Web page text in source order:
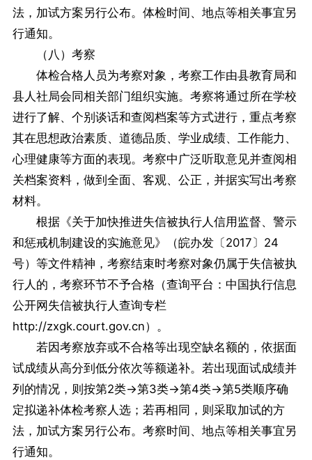
法，加试方案另行公布。体检时间、地点等相关事宜另
行通知。
（八）考察
体检合格人员为考察对象，考察工作由县教育局和
县人社局会同相关部门组织实施。考察将通过所在学校
进行了解、个别谈话和查阅档案等方式进行，重点考察
其在思想政治素质、道德品质、学业成绩、工作能力、
心理健康等方面的表现。考察中广泛听取意见并查阅相
关档案资料，做到全面、客观、公正，并据实写出考察
材料。
根据《关于加快推进失信被执行人信用监督、警示
和惩戒机制建设的实施意见》（皖办发〔2017〕24
号）等文件精神，考察结束时考察对象仍属于失信被执
行人的，考察环节不予合格（查询平台：中国执行信息
公开网失信被执行人查询专栏
http://zxgk.court.gov.cn）。
若因考察放弃或不合格等出现空缺名额的，依据面
试成绩从高分到低分依次等额递补。若出现面试成绩并
列的情况，则按第2类→第3类→第4类→第5类顺序确
定拟递补体检考察人选；若再相同，则采取加试的方
法，加试方案另行公布。考察时间、地点等相关事宜另
行通知。